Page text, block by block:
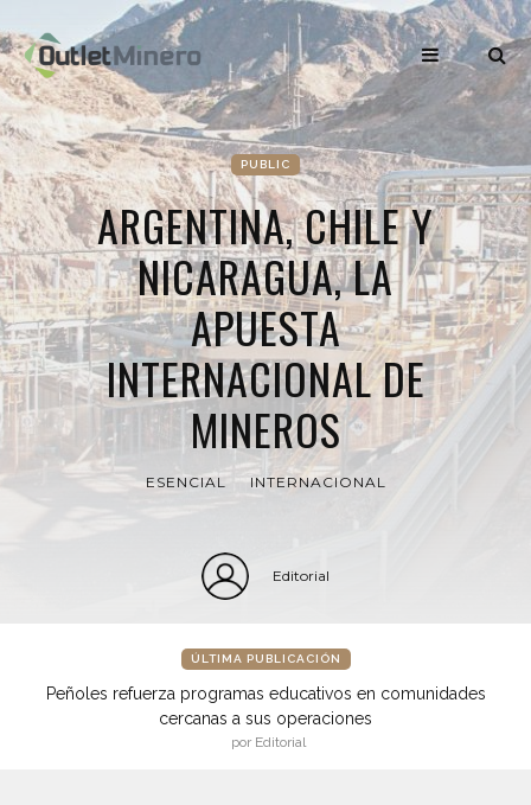
PUBLIC
ARGENTINA, CHILE Y
NICARAGUA, LA
APUESTA
INTERNACIONAL DE
MINEROS
ESENCIAL INTERNACIONAL
Editorial
ÚLTIMA PUBLICACIÓN
Peñoles refuerza programas educativos en comunidades
cercanas a sus operaciones
por Editorial